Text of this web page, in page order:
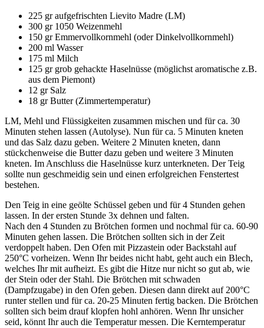
225 gr aufgefrischten Lievito Madre (LM)
300 gr 1050 Weizenmehl
150 gr Emmervollkornmehl (oder Dinkelvollkornmehl)
200 ml Wasser
175 ml Milch
125 gr grob gehackte Haselnüsse (möglichst aromatische z.B.
aus dem Piemont)
12 gr Salz
18 gr Butter (Zimmertemperatur)
LM, Mehl und Flüssigkeiten zusammen mischen und für ca. 30
Minuten stehen lassen (Autolyse). Nun für ca. 5 Minuten kneten
und das Salz dazu geben. Weitere 2 Minuten kneten, dann
stückchenweise die Butter dazu geben und weitere 3 Minuten
kneten. Im Anschluss die Haselnüsse kurz unterkneten. Der Teig
sollte nun geschmeidig sein und einen erfolgreichen Fenstertest
bestehen.
Den Teig in eine geölte Schüssel geben und für 4 Stunden gehen
lassen. In der ersten Stunde 3x dehnen und falten.
Nach den 4 Stunden zu Brötchen formen und nochmal für ca. 60-90
Minuten gehen lassen. Die Brötchen sollten sich in der Zeit
verdoppelt haben. Den Ofen mit Pizzastein oder Backstahl auf
250°C vorheizen. Wenn Ihr beides nicht habt, geht auch ein Blech,
welches Ihr mit aufheizt. Es gibt die Hitze nur nicht so gut ab, wie
der Stein oder der Stahl. Die Brötchen mit schwaden
(Dampfzugabe) in den Ofen geben. Diesen dann direkt auf 200°C
runter stellen und für ca. 20-25 Minuten fertig backen. Die Brötchen
sollten sich beim drauf klopfen hohl anhören. Wenn Ihr unsicher
seid, könnt Ihr auch die Temperatur messen. Die Kerntemperatur